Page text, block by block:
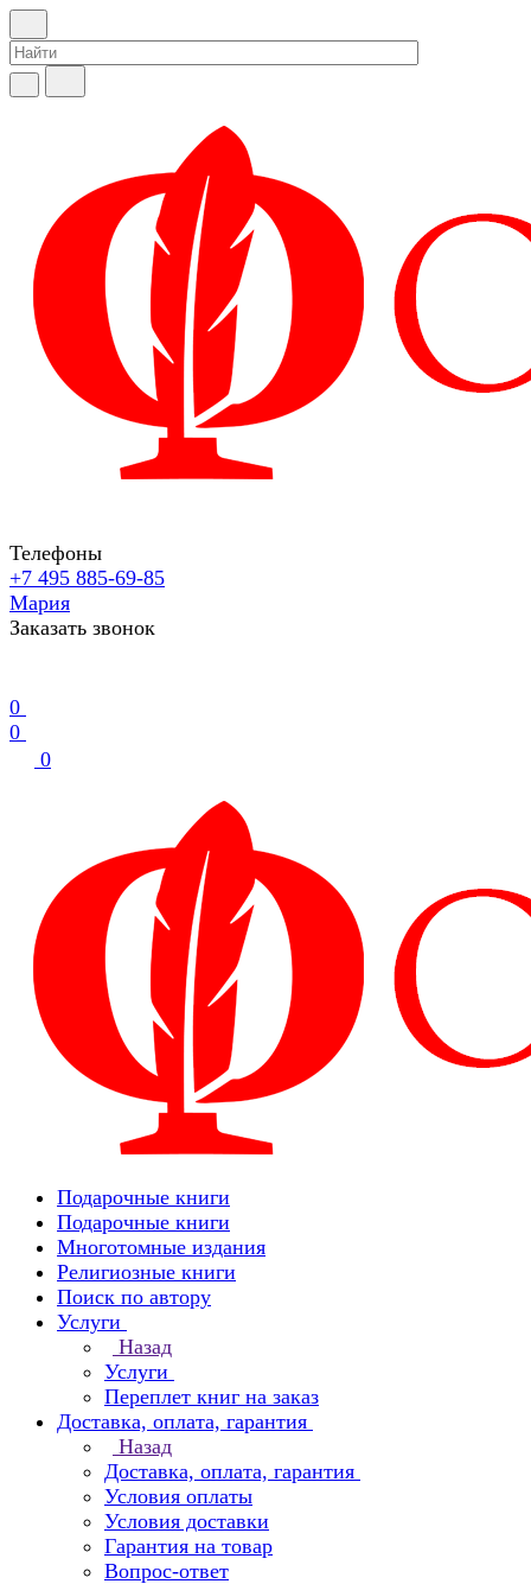
Телефоны
+7 495 885-69-85
Мария
Заказать звонок
0
0
0
Подарочные книги
Подарочные книги
Многотомные издания
Религиозные книги
Поиск по автору
Услуги
Назад
Услуги
Переплет книг на заказ
Доставка, оплата, гарантия
Назад
Доставка, оплата, гарантия
Условия оплаты
Условия доставки
Гарантия на товар
Вопрос-ответ